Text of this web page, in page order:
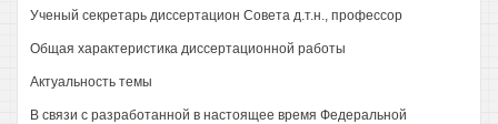
Ученый секретарь диссертацион Совета д.т.н., профессор
Общая характеристика диссертационной работы
Актуальность темы
В связи с разработанной в настоящее время Федеральной